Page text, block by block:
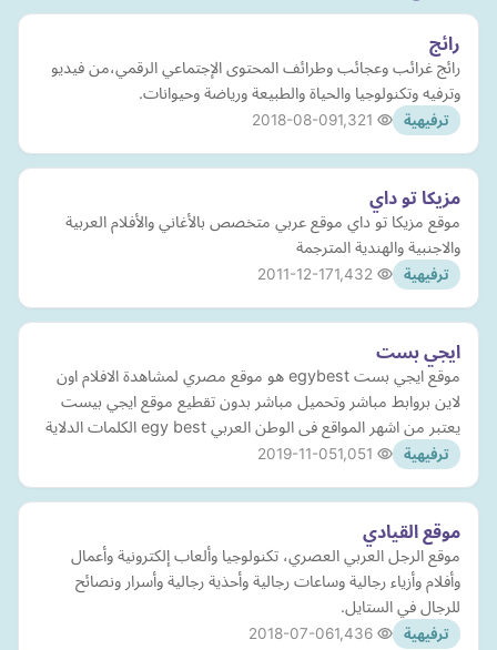
رائج
رائج غرائب وعجائب وطرائف المحتوى الإجتماعي الرقمي،من فيديو
وترفيه وتكنولوجيا والحياة والطبيعة ورياضة وحيوانات.
ترفيهية 2018-08-09
مزيكا تو داي
موقع مزيكا تو داي موقع عربي متخصص بالأغاني والأفلام العربية
والاجنبية والهندية المترجمة
ترفيهية 2011-12-17
ايجي بست
موقع ايجي بست egybest هو موقع مصري لمشاهدة الافلام اون
لاين بروابط مباشر وتحميل مباشر بدون تقطيع موقع ايجي بيست
يعتبر من اشهر المواقع فى الوطن العربي egy best الكلمات الدلاية
ترفيهية 2019-11-05
موقع القيادي
موقع الرجل العربي العصري، تكنولوجيا وألعاب إلكترونية وأعمال
وأفلام وأزياء رجالية وساعات رجالية وأحذية رجالية وأسرار ونصائح
للرجال في الستايل.
ترفيهية 2018-07-06